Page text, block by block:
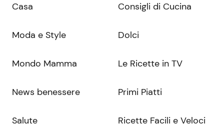
Casa
Moda e Style
Mondo Mamma
News benessere
Salute
Consigli di Cucina
Dolci
Le Ricette in TV
Primi Piatti
Ricette Facili e Veloci